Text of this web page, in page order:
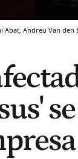
Abat, Andreu Van den